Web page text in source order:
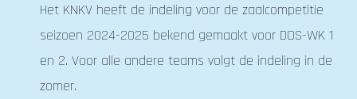
Het KNKV heeft de indeling voor de zaalcompetitie
seizoen 2024-2025 bekend gemaakt voor DOS-WK 1
en 2. Voor alle andere teams volgt de indeling in de
zomer.